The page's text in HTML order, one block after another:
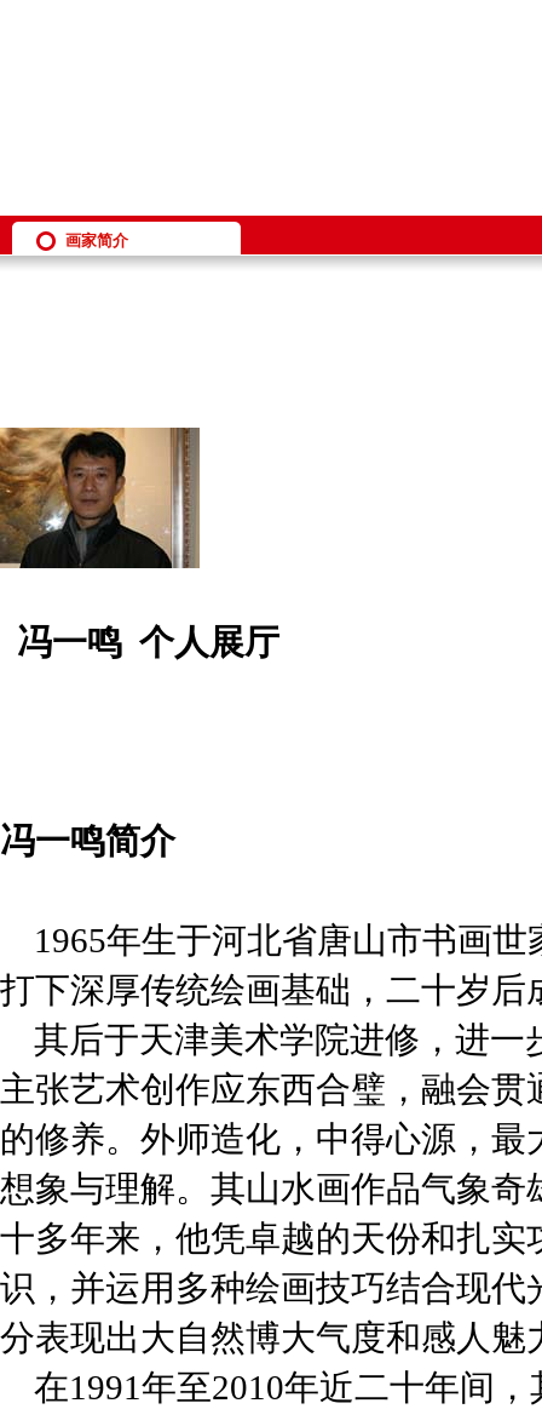
画家简介
冯一鸣 个人展厅
冯一鸣简介
1965年生于河北省唐山市书画世
打下深厚传统绘画基础，二十岁后
其后于天津美术学院进修，进一
主张艺术创作应东西合璧，融会
的修养。外师造化，中得心源，
想象与理解。其山水画作品气象
十多年来，他凭卓越的天份和扎
识，并运用多种绘画技巧结合现
分表现出大自然博大气度和感人
在1991年至2010年近二十年间